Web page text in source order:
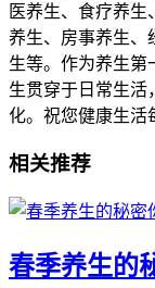
医养生、食疗养
养生、房事养生、
生等。作为养生第
生贯穿于日常生活
化。祝您健康生活
相关推荐
春季养生的